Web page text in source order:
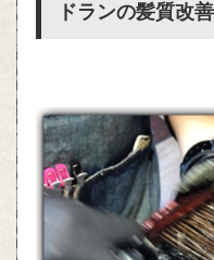
ドランの髪質改